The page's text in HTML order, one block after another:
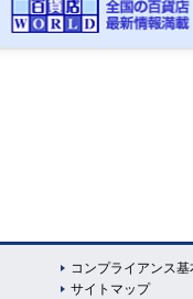
コンプライアンス基
サイトマップ